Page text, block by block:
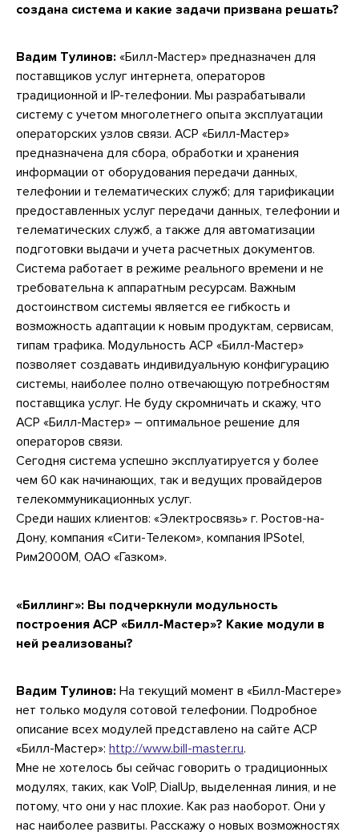
создана система и какие задачи призвана решать?
Вадим Тулинов: «Билл-Мастер» предназначен для
поставщиков услуг интернета, операторов
традиционной и IP-телефонии. Мы разрабатывали
систему с учетом многолетнего опыта эксплуатации
операторских узлов связи. АСР «Билл-Мастер»
предназначена для сбора, обработки и хранения
информации от оборудования передачи данных,
телефонии и телематических служб; для тарификации
предоставленных услуг передачи данных, телефонии и
телематических служб, а также для автоматизации
подготовки выдачи и учета расчетных документов.
Система работает в режиме реального времени и не
требовательна к аппаратным ресурсам. Важным
достоинством системы является ее гибкость и
возможность адаптации к новым продуктам, сервисам,
типам трафика. Модульность АСР «Билл-Мастер»
позволяет создавать индивидуальную конфигурацию
системы, наиболее полно отвечающую потребностям
поставщика услуг. Не буду скромничать и скажу, что
АСР «Билл-Мастер» – оптимальное решение для
операторов связи.
Сегодня система успешно эксплуатируется у более
чем 60 как начинающих, так и ведущих провайдеров
телекоммуникационных услуг.
Среди наших клиентов: «Электросвязь» г. Ростов-на-
Дону, компания «Сити-Телеком», компания IPSotel,
Рим2000М, ОАО «Газком».
«Биллинг»: Вы подчеркнули модульность
построения АСР «Билл-Мастер»? Какие модули в
ней реализованы?
Вадим Тулинов: На текущий момент в «Билл-Мастере»
нет только модуля сотовой телефонии. Подробное
описание всех модулей представлено на сайте АСР
«Билл-Мастер»: http://www.bill-master.ru.
Мне не хотелось бы сейчас говорить о традиционных
модулях, таких, как VoIP, DialUp, выделенная линия, и не
потому, что они у нас плохие. Как раз наоборот. Они у
нас наиболее развиты. Расскажу о новых возможностях